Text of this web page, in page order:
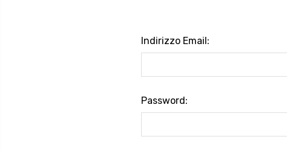
Indirizzo Email:
Password: